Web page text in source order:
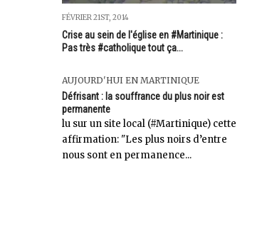
FÉVRIER 21ST, 2014
Crise au sein de l'église en #Martinique :
Pas très #catholique tout ça...
AUJOURD'HUI EN MARTINIQUE
Défrisant : la souffrance du plus noir est
permanente
lu sur un site local (#Martinique) cette
affirmation: "Les plus noirs d’entre
nous sont en permanence...